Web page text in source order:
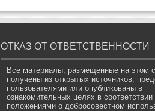
ОТКАЗ ОТ ОТВЕТСТВЕННОСТИ
Все материалы, размещенные на этом
получены из открытых источников,
пользователями или опубликованы в
ознакомительных целях в соответствии
положениями о добросовестном